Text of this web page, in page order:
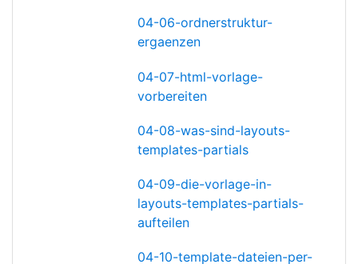
04-06-ordnerstruktur-
ergaenzen
04-07-html-vorlage-
vorbereiten
04-08-was-sind-layouts-
templates-partials
04-09-die-vorlage-in-
layouts-templates-partials-
aufteilen
04-10-template-dateien-per-